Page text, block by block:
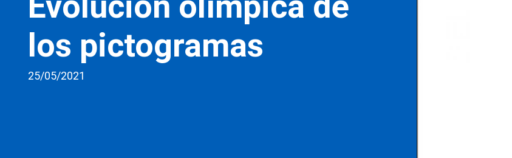
los pictogramas
25/05/2021